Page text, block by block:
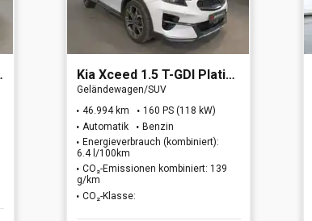
Kia Xceed 1.5 T-GDI Platinum Edition (EURO 6d)
Geländewagen/SUV
46.994 km
160 PS (118 kW)
Automatik
Benzin
Energieverbrauch (kombiniert):
6.4 l/100km
CO₂-Emissionen kombiniert: 139
g/km
CO₂-Klasse: